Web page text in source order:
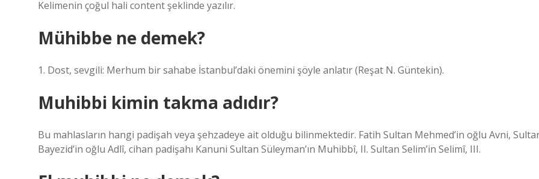
Kelimenin çoğul hali content şeklinde yazılır.
Mühibbe ne demek?
1. Dost, sevgili: Merhum bir sahabe İstanbul’daki önemini şöyle anlatır (Reşat N. Güntekin).
Muhibbi kimin takma adıdır?
Bu mahlasların hangi padişah veya şehzadeye ait olduğu bilinmektedir. Fatih Sultan Mehmed’in oğlu Avni,
Bayezid’in oğlu Adlî, cihan padişahı Kanuni Sultan Süleyman’ın Muhibbî, II. Sultan Selim’in Selimî, III.